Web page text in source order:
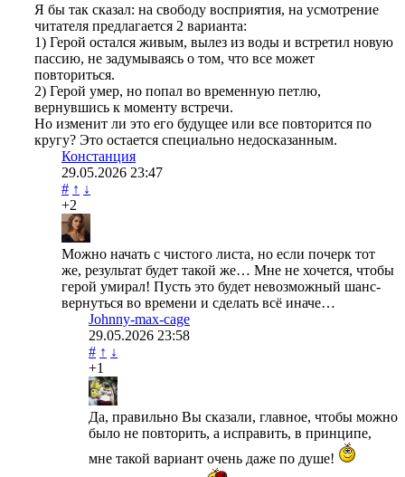
Я бы так сказал: на свободу восприятия, на усмотрение
читателя предлагается 2 варианта:
1) Герой остался живым, вылез из воды и встретил новую
пассию, не задумываясь о том, что все может
повториться.
2) Герой умер, но попал во временную петлю,
вернувшись к моменту встречи.
Но изменит ли это его будущее или все повторится по
кругу? Это остается специально недосказанным.
Констанция
29.05.2026 23:47
# ↑ ↓
+2
Можно начать с чистого листа, но если почерк тот
же, результат будет такой же… Мне не хочется, чтобы
герой умирал! Пусть это будет невозможный шанс-
вернуться во времени и сделать всё иначе…
Johnny-max-cage
29.05.2026 23:58
# ↑ ↓
+1
Да, правильно Вы сказали, главное, чтобы можно
было не повторить, а исправить, в принципе,
мне такой вариант очень даже по душе!